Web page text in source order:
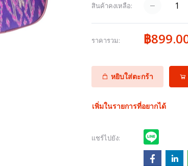
สินค้าคงเหลือ:
ราคารวม: ฿
หยิบใส่ตะกร้า
เพิ่มในรายการที่อยากได้
แชร์ไปยัง: